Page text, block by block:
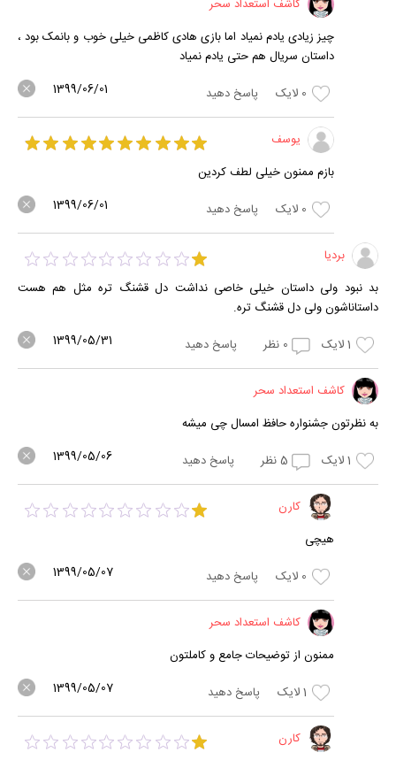
کاشف استعداد سحر
چیز زیادی یادم نمیاد اما بازی هادی کاظمی خیلی خوب و بانمک بود ،
داستان سریال هم حتی یادم نمیاد
0 لایک پاسخ دهید 1399/06/01
یوسف
بازم ممنون خیلی لطف کردین
0 لایک پاسخ دهید 1399/06/01
بردیا
بد نبود ولی داستان خیلی خاصی نداشت دل قشنگ تره مثل هم هست
داستاناشون ولی دل قشنگ تره.
1لایک 0 نظر پاسخ دهید 1399/05/31
کاشف استعداد سحر
به نظرتون جشنواره حافظ امسال چی میشه
1لایک 5نظر پاسخ دهید 1399/05/06
کارن
هیچی
0 لایک پاسخ دهید 1399/05/07
کاشف استعداد سحر
ممنون از توضیحات جامع و کاملتون
1لایک پاسخ دهید 1399/05/07
کارن